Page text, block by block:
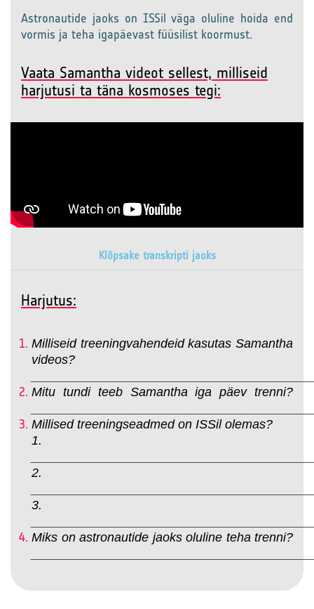
Astronautide jaoks on ISSil väga oluline hoida end
vormis ja teha igapäevast füüsilist koormust.
Vaata Samantha videot sellest, milliseid
harjutusi ta täna kosmoses tegi:
Klõpsake transkripti jaoks
Harjutus:
Milliseid treeningvahendeid kasutas Samantha
videos?
Mitu tundi teeb Samantha iga päev trenni?
Millised treeningseadmed on ISSil olemas?
1.
2.
3.
Miks on astronautide jaoks oluline teha trenni?